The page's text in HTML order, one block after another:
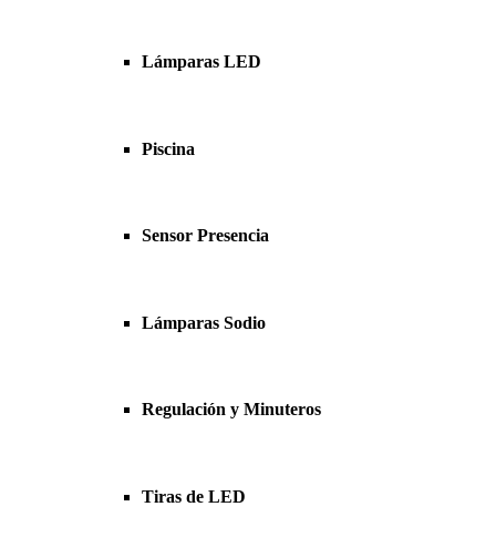
Lámparas LED
Piscina
Sensor Presencia
Lámparas Sodio
Regulación y Minuteros
Tiras de LED